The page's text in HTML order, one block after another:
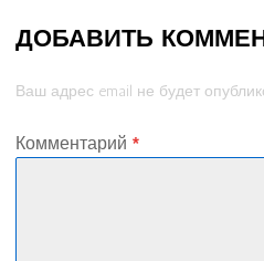
ДОБАВИТЬ
Ваш адрес email не будет
Комментарий*